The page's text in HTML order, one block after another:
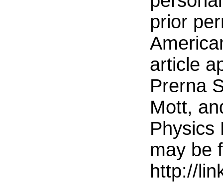
prior
article
Prerna
Mott,
Physics
may be
http://